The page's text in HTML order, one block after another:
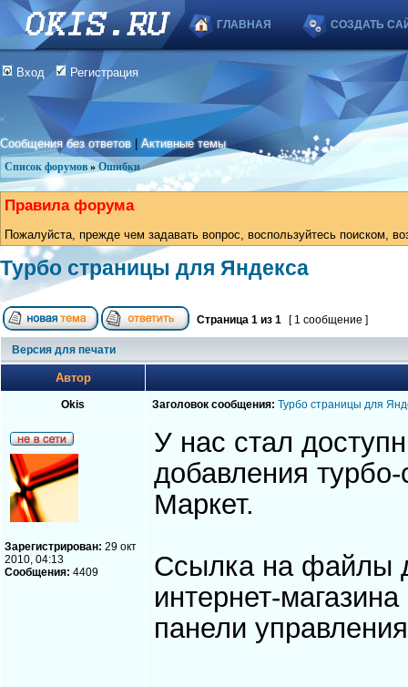
ГЛАВНАЯ СОЗДАТЬ
Вход Регистрация
Сообщения без ответов |Активные темы
Список форумов » Ошибки
Правила форума
Пожалуйста, прежде чем задавать вопрос, воспользуйтесь поиском,
Турбо страницы для Яндекса
Страница 1 из 1 [ 1 сообщение ]
Версия для печати
Автор
Okis Заголовок сообщения: Турбо страницы для
Зарегистрирован: 29 окт
2010, 04:13
Сообщения: 4409
У нас стал
добавления
Маркет.
Ссылка на файлы
интернет-
панели